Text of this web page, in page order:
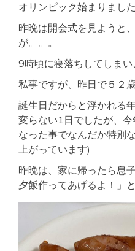
オリンピック始まりました
昨晩は開会式を見ようと
が。。。
9時頃に寝落ちしてしまい
私事ですが、昨日で５２
誕生日だからと浮かれる
変らない1日でしたが、
なった事でなんだか特別
上がっています)
昨晩は、家に帰ったら息
夕飯作ってあげるよ！」と